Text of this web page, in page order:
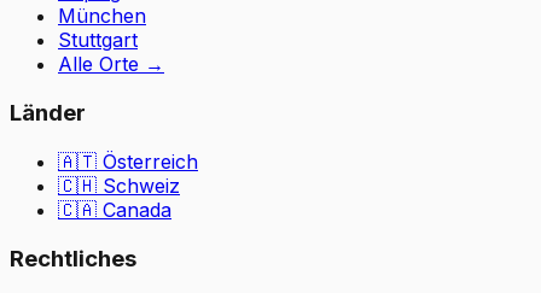
München
Stuttgart
Alle Orte →
Länder
🇦🇹 Österreich
🇨🇭 Schweiz
🇨🇦 Canada
Rechtliches